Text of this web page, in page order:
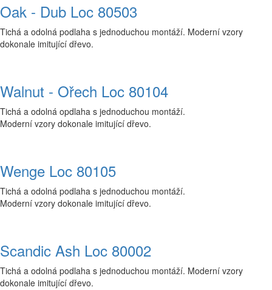
Oak - Dub Loc 80503
Tichá a odolná podlaha s jednoduchou montáží. Moderní vzory
dokonale imitující dřevo.
Walnut - Ořech Loc 80104
Tichá a odolná opdlaha s jednoduchou montáží.
Moderní vzory dokonale imitující dřevo.
Wenge Loc 80105
Tichá a odolná podlaha s jednoduchou montáží.
Moderní vzory dokonale imitující dřevo.
Scandic Ash Loc 80002
Tichá a odolná podlaha s jednoduchou montáží. Moderní vzory
dokonale imitující dřevo.